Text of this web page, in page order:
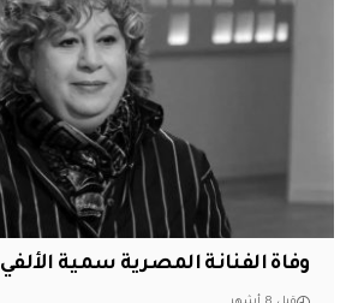
وفاة الفنانة المصرية سمية الألفي